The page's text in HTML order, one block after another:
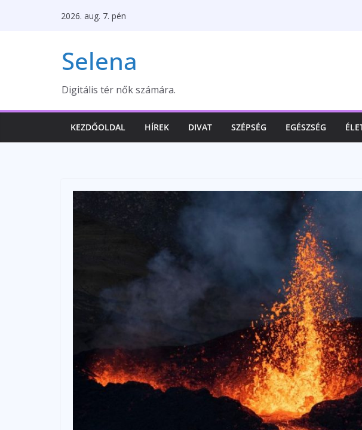
2026. aug. 7. pén
Selena
Digitális tér nők számára.
KEZDŐOLDAL HÍREK DIVAT SZÉPSÉG EGÉSZSÉG